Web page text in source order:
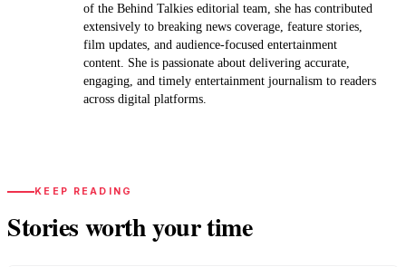
of the Behind Talkies editorial team, she has contributed
extensively to breaking news coverage, feature stories,
film updates, and audience-focused entertainment
content. She is passionate about delivering accurate,
engaging, and timely entertainment journalism to readers
across digital platforms.
KEEP READING
Stories worth your time